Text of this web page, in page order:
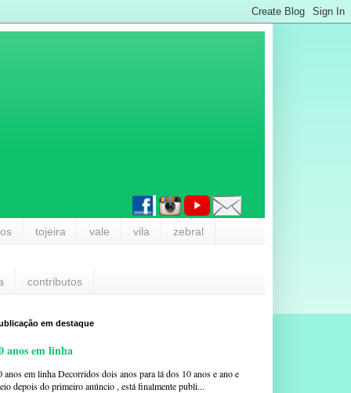
tojeira vale vila zebral
contributos
em destaque
anos em linha
anos em linha Decorridos dois anos para lá dos 10 anos e ano e
depois do primeiro anúncio , está finalmente publi...